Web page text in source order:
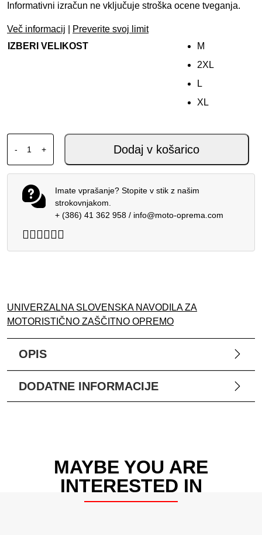
Informativni izračun ne vključuje stroška ocene tveganja.
Več informacij
Preverite svoj limit
IZBERI VELIKOST
M
2XL
L
XL
-
FOX 180 MX DRES FLEXAIR GRID BLACK ORANGE
+ Dodaj v košarico
Imate vprašanje? Stopite v stik z našim
strokovnjakom.
+ (386) 41 362 958/ info@moto-oprema.com
UNIVERZALNA SLOVENSKA NAVODILA ZA
MOTORISTIČNO ZAŠČITNO OPREMO
OPIS
DODATNE INFORMACIJE
MAYBE YOU ARE
INTERESTED IN